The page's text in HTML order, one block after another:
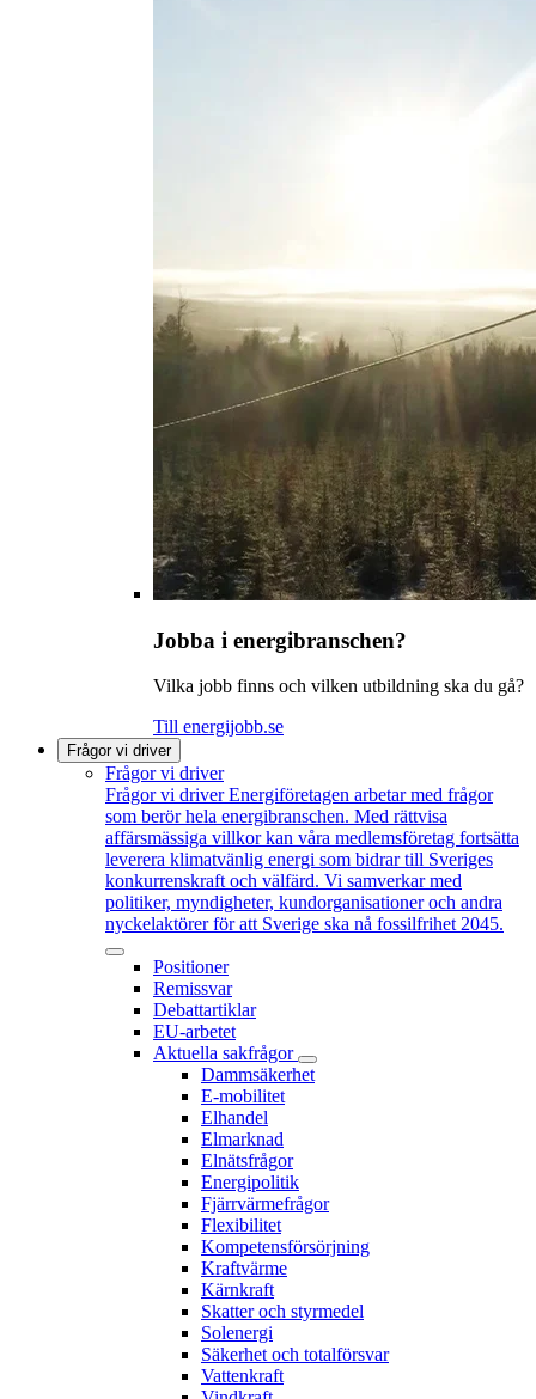
Jobba i energibranschen?
Vilka jobb finns och vilken utbildning ska du gå?
Till energijobb.se
Frågor vi driver
Frågor vi driver
Frågor vi driver Energiföretagen arbetar med frågor
som berör hela energibranschen. Med rättvisa
affärsmässiga villkor kan våra medlemsföretag fortsätta
leverera klimatvänlig energi som bidrar till Sveriges
konkurrenskraft och välfärd. Vi samverkar med
politiker, myndigheter, kundorganisationer och andra
nyckelaktörer för att Sverige ska nå fossilfrihet 2045.
Positioner
Remissvar
Debattartiklar
EU-arbetet
Aktuella sakfrågor
Dammsäkerhet
E-mobilitet
Elhandel
Elmarknad
Elnätsfrågor
Energipolitik
Fjärrvärmefrågor
Flexibilitet
Kompetensförsörjning
Kraftvärme
Kärnkraft
Skatter och styrmedel
Solenergi
Säkerhet och totalförsvar
Vattenkraft